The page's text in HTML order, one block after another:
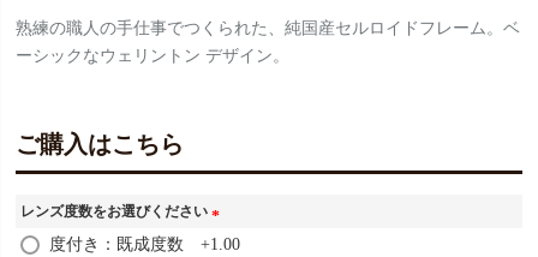
熟練の職人の手仕事でつくられた、純国産セルロイドフレーム。ベ
ーシックなウェリントン デザイン。
ご購入はこちら
レンズ度数をお選びください
(
度付き：既成度数 +1.00